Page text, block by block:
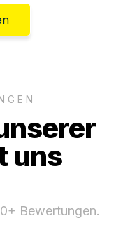
uns
Bewertungen.